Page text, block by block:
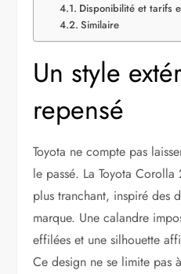
Disponibilité et tarifs
Similaire
Un style
repensé
Toyota ne compte pas
le passé. La Toyota
plus tranchant, inspiré des
marque. Une calandre
effilées et une silhouette
Ce design ne se limite pas